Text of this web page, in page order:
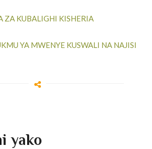
ZA KUBALIGHI KISHERIA
YA MWENYE KUSWALI NA NAJISI
yako